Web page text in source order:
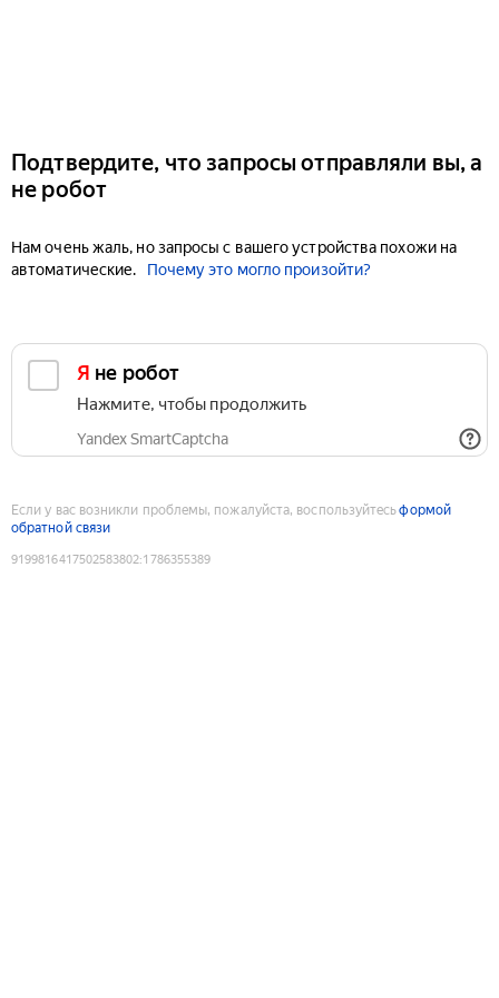
Подтвердите, что запросы отправляли вы, а
не робот
Нам очень жаль, но запросы с вашего устройства похожи на
автоматические.
Почему это могло произойти?
Я не робот
Нажмите, чтобы продолжить
Yandex SmartCaptcha
Если у вас возникли проблемы, пожалуйста, воспользуйтесьформой
обратной связи
9199816417502583802:1786355389